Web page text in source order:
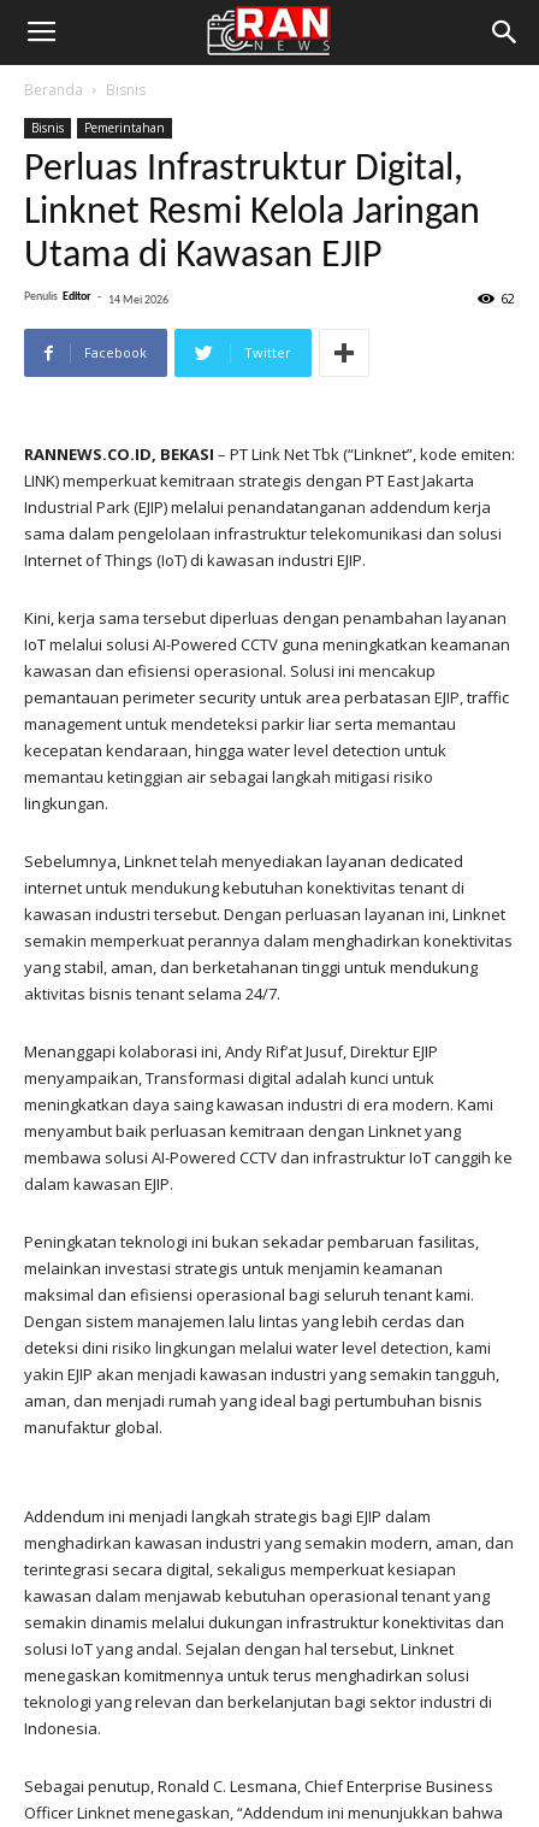
Beranda Bisnis
Bisnis Pemerintahan
Perluas Infrastruktur Digital,
Linknet Resmi Kelola Jaringan
Utama di Kawasan EJIP
Penulis Editor - 14 Mei 2026 62
Facebook Twitter
RANNEWS.CO.ID, BEKASI – PT Link Net Tbk (“Linknet”, kode emiten:
LINK) memperkuat kemitraan strategis dengan PT East Jakarta
Industrial Park (EJIP) melalui penandatanganan addendum kerja
sama dalam pengelolaan infrastruktur telekomunikasi dan solusi
Internet of Things (IoT) di kawasan industri EJIP.
Kini, kerja sama tersebut diperluas dengan penambahan layanan
IoT melalui solusi AI-Powered CCTV guna meningkatkan keamanan
kawasan dan efisiensi operasional. Solusi ini mencakup
pemantauan perimeter security untuk area perbatasan EJIP, traffic
management untuk mendeteksi parkir liar serta memantau
kecepatan kendaraan, hingga water level detection untuk
memantau ketinggian air sebagai langkah mitigasi risiko
lingkungan.
Sebelumnya, Linknet telah menyediakan layanan dedicated
internet untuk mendukung kebutuhan konektivitas tenant di
kawasan industri tersebut. Dengan perluasan layanan ini, Linknet
semakin memperkuat perannya dalam menghadirkan konektivitas
yang stabil, aman, dan berketahanan tinggi untuk mendukung
aktivitas bisnis tenant selama 24/7.
Menanggapi kolaborasi ini, Andy Rif’at Jusuf, Direktur EJIP
menyampaikan, Transformasi digital adalah kunci untuk
meningkatkan daya saing kawasan industri di era modern. Kami
menyambut baik perluasan kemitraan dengan Linknet yang
membawa solusi AI-Powered CCTV dan infrastruktur IoT canggih ke
dalam kawasan EJIP.
Peningkatan teknologi ini bukan sekadar pembaruan fasilitas,
melainkan investasi strategis untuk menjamin keamanan
maksimal dan efisiensi operasional bagi seluruh tenant kami.
Dengan sistem manajemen lalu lintas yang lebih cerdas dan
deteksi dini risiko lingkungan melalui water level detection, kami
yakin EJIP akan menjadi kawasan industri yang semakin tangguh,
aman, dan menjadi rumah yang ideal bagi pertumbuhan bisnis
manufaktur global.
Addendum ini menjadi langkah strategis bagi EJIP dalam
menghadirkan kawasan industri yang semakin modern, aman, dan
terintegrasi secara digital, sekaligus memperkuat kesiapan
kawasan dalam menjawab kebutuhan operasional tenant yang
semakin dinamis melalui dukungan infrastruktur konektivitas dan
solusi IoT yang andal. Sejalan dengan hal tersebut, Linknet
menegaskan komitmennya untuk terus menghadirkan solusi
teknologi yang relevan dan berkelanjutan bagi sektor industri di
Indonesia.
Sebagai penutup, Ronald C. Lesmana, Chief Enterprise Business
Officer Linknet menegaskan, “Addendum ini menunjukkan bahwa